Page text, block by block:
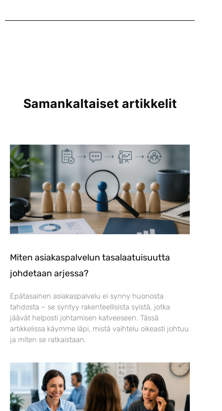
Samankaltaiset artikkelit
Miten asiakaspalvelun tasalaatuisuutta
johdetaan arjessa?
Epätasainen asiakaspalvelu ei synny huonosta
tahdosta – se syntyy rakenteellisista syistä, jotka
jäävät helposti johtamisen katveeseen. Tässä
artikkelissa käymme läpi, mistä vaihtelu oikeasti johtuu
ja miten se ratkaistaan.